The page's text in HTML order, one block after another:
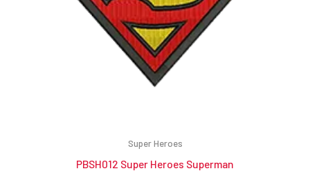
Super Heroes
PBSH012 Super Heroes Superman